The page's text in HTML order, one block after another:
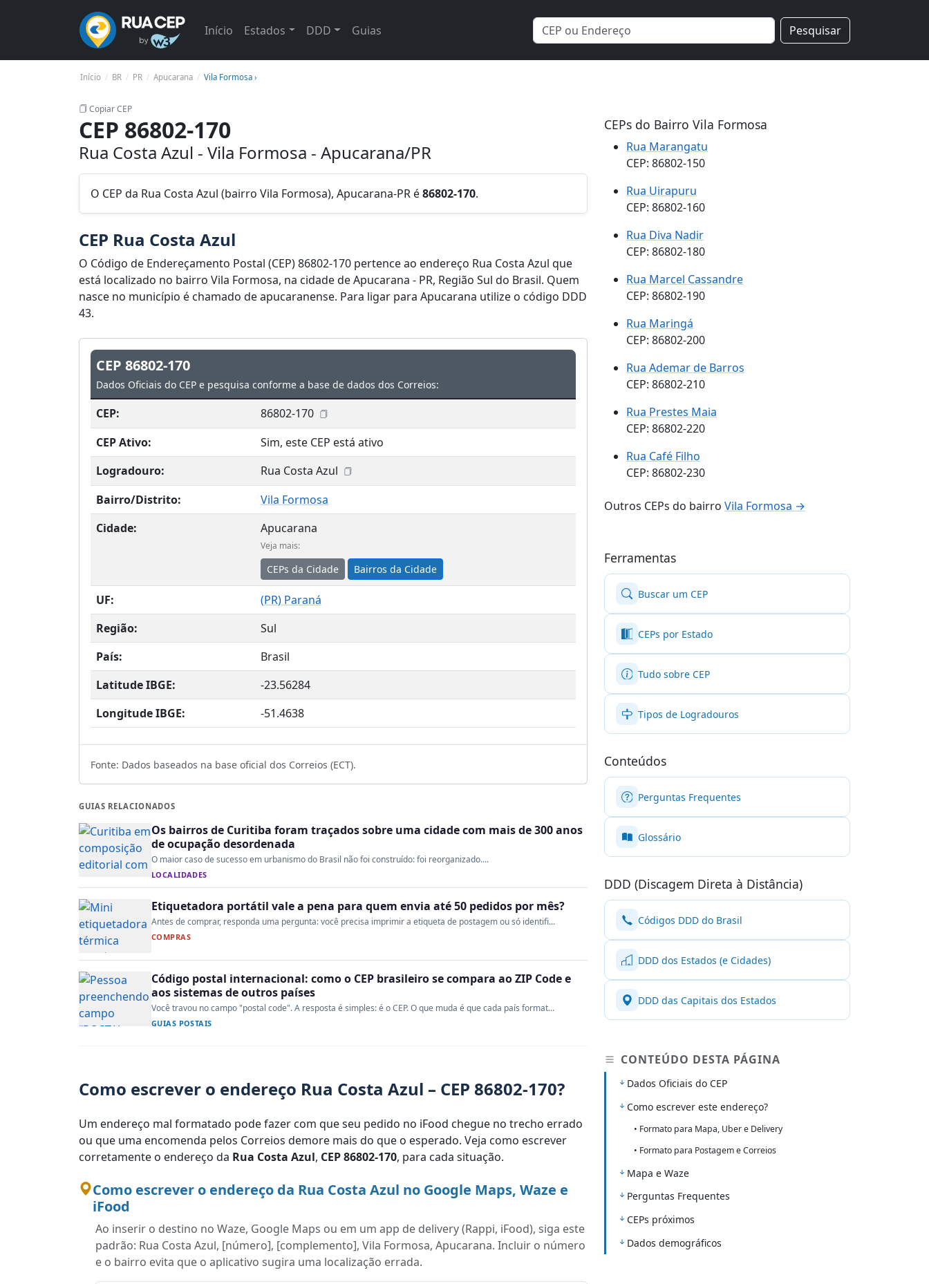
Início Estados DDD Guias Pesquisar
Início BR PR Apucarana Vila Formosa ›
Copiar CEP
CEP 86802-170
Rua Costa Azul - Vila Formosa - Apucarana/PR
O CEP da Rua Costa Azul (bairro Vila Formosa), Apucarana-PR é86802-170.
CEP Rua Costa Azul
O Código de Endereçamento Postal (CEP) 86802-170 pertence ao endereço Rua Costa Azul que
está localizado no bairro Vila Formosa, na cidade de Apucarana - PR, Região Sul do Brasil. Quem
nasce no município é chamado de apucaranense. Para ligar para Apucarana utilize o código DDD
43.
CEP 86802-170
Dados Oficiais do CEP e pesquisa conforme a base de dados dos Correios:
CEP:
86802-170
CEP Ativo:
Sim, este CEP está ativo
Logradouro:
Rua Costa Azul
Bairro/Distrito:
Vila Formosa
Cidade:
Apucarana
Veja mais:
CEPs da Cidade Bairros da Cidade
UF: (PR) Paraná
Região:
Sul
País:
Brasil
Latitude IBGE:
-23.56284
Longitude IBGE:
-51.4638
Fonte: Dados baseados na base oficial dos Correios (ECT).
GUIAS RELACIONADOS
Os bairros de Curitiba foram traçados sobre uma cidade com mais de 300 anos
de ocupação desordenada
O maior caso de sucesso em urbanismo do Brasil não foi construído: foi reorganizado....
LOCALIDADES
Etiquetadora portátil vale a pena para quem envia até 50 pedidos por mês?
Antes de comprar, responda uma pergunta: você precisa imprimir a etiqueta de postagem ou só identifi...
COMPRAS
Código postal internacional: como o CEP brasileiro se compara ao ZIP Code e
aos sistemas de outros países
Você travou no campo "postal code". A resposta é simples: é o CEP. O que muda é que cada país format...
GUIAS POSTAIS
Como escrever o endereço Rua Costa Azul – CEP 86802-170?
Um endereço mal formatado pode fazer com que seu pedido no iFood chegue no trecho errado
ou que uma encomenda pelos Correios demore mais do que o esperado. Veja como escrever
corretamente o endereço da Rua Costa Azul, CEP 86802-170, para cada situação.
Como escrever o endereço da Rua Costa Azul no Google Maps, Waze e
iFood
Ao inserir o destino no Waze, Google Maps ou em um app de delivery (Rappi, iFood), siga este
padrão: Rua Costa Azul, [número], [complemento], Vila Formosa, Apucarana. Incluir o número
e o bairro evita que o aplicativo sugira uma localização errada.
CEPs do Bairro Vila Formosa
Rua Marangatu
CEP: 86802-150
Rua Uirapuru
CEP: 86802-160
Rua Diva Nadir
CEP: 86802-180
Rua Marcel Cassandre
CEP: 86802-190
Rua Maringá
CEP: 86802-200
Rua Ademar de Barros
CEP: 86802-210
Rua Prestes Maia
CEP: 86802-220
Rua Café Filho
CEP: 86802-230
Outros CEPs do bairro Vila Formosa →
Ferramentas
Buscar um CEP
CEPs por Estado
Tudo sobre CEP
Tipos de Logradouros
Conteúdos
Perguntas Frequentes
Glossário
DDD (Discagem Direta à Distância)
Códigos DDD do Brasil
DDD dos Estados (e Cidades)
DDD das Capitais dos Estados
CONTEÚDO DESTA PÁGINA
Dados Oficiais do CEP
Como escrever este endereço?
• Formato para Mapa, Uber e Delivery
• Formato para Postagem e Correios
Mapa e Waze
Perguntas Frequentes
CEPs próximos
Dados demográficos